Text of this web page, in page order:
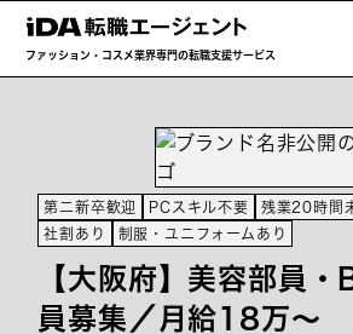
ファッション・コスメ業界専門の転職支援サービス
第二新卒歓迎 PCスキル不要 残業20時間
社割あり
制服・ユニフォームあり
【大阪府】美容部員
員募集／月給18万～